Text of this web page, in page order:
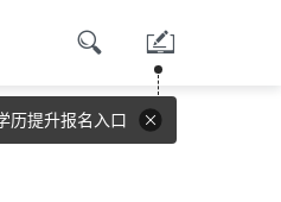
历提升报名入口